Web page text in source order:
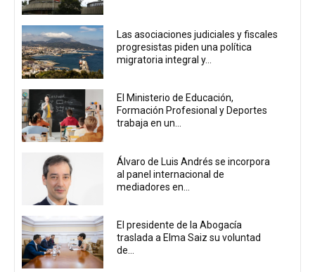
Las asociaciones judiciales y fiscales
progresistas piden una política
migratoria integral y...
El Ministerio de Educación,
Formación Profesional y Deportes
trabaja en un...
Álvaro de Luis Andrés se incorpora
al panel internacional de
mediadores en...
El presidente de la Abogacía
traslada a Elma Saiz su voluntad
de...